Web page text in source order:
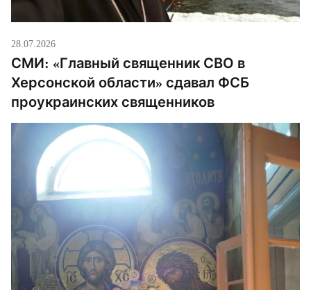
28.07.2026
СМИ: «Главный священник СВО в
Херсонской области» сдавал ФСБ
проукраинских священников